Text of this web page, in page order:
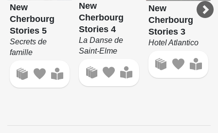
New
Cherbourg
Stories 5
Secrets de
famille
New
Cherbourg
Stories 4
La Danse de
Saint-Elme
New
Cherbourg
Stories 3
Hotel Atlantico